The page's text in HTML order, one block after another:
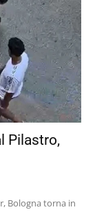
Pilastro,
Bologna torna in